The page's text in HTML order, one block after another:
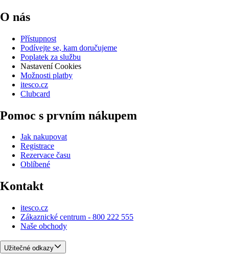
O nás
Přístupnost
Podívejte se, kam doručujeme
Poplatek za službu
Nastavení Cookies
Možnosti platby
itesco.cz
Clubcard
Pomoc s prvním nákupem
Jak nakupovat
Registrace
Rezervace času
Oblíbené
Kontakt
itesco.cz
Zákaznické centrum - 800 222 555
Naše obchody
Užitečné odkazy